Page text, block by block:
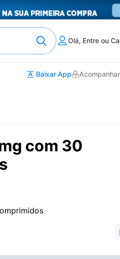
Olá, Entre ou
Baixar App
com 30